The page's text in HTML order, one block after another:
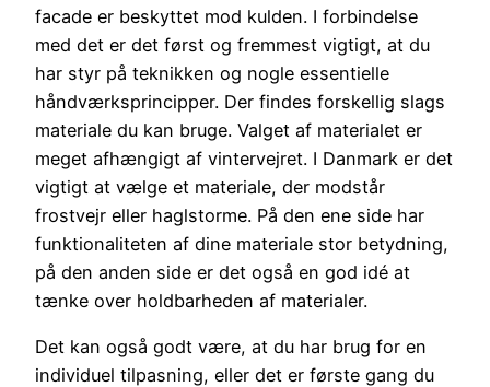
facade er beskyttet mod kulden. I forbindelse
med det er det først og fremmest vigtigt, at du
har styr på teknikken og nogle essentielle
håndværksprincipper. Der findes forskellig slags
materiale du kan bruge. Valget af materialet er
meget afhængigt af vintervejret. I Danmark er det
vigtigt at vælge et materiale, der modstår
frostvejr eller haglstorme. På den ene side har
funktionaliteten af dine materiale stor betydning,
på den anden side er det også en god idé at
tænke over holdbarheden af materialer.
Det kan også godt være, at du har brug for en
individuel tilpasning, eller det er første gang du